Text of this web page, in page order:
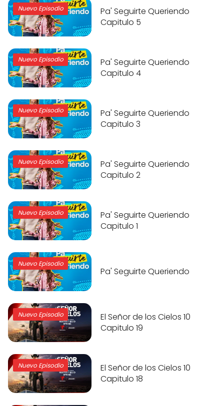
Nuevo Episodio
Pa' Seguirte Queriendo
Capitulo 5
Nuevo Episodio
Pa' Seguirte Queriendo
Capitulo 4
Nuevo Episodio
Pa' Seguirte Queriendo
Capitulo 3
Nuevo Episodio
Pa' Seguirte Queriendo
Capitulo 2
Nuevo Episodio
Pa' Seguirte Queriendo
Capitulo 1
Nuevo Episodio
Pa' Seguirte Queriendo
Nuevo Episodio
El Señor de los Cielos 10
Capitulo 19
Nuevo Episodio
El Señor de los Cielos 10
Capitulo 18